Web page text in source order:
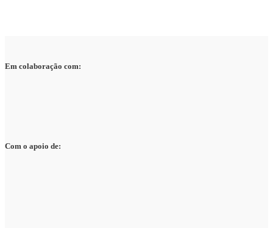
Em colaboração com:
Com o apoio de: